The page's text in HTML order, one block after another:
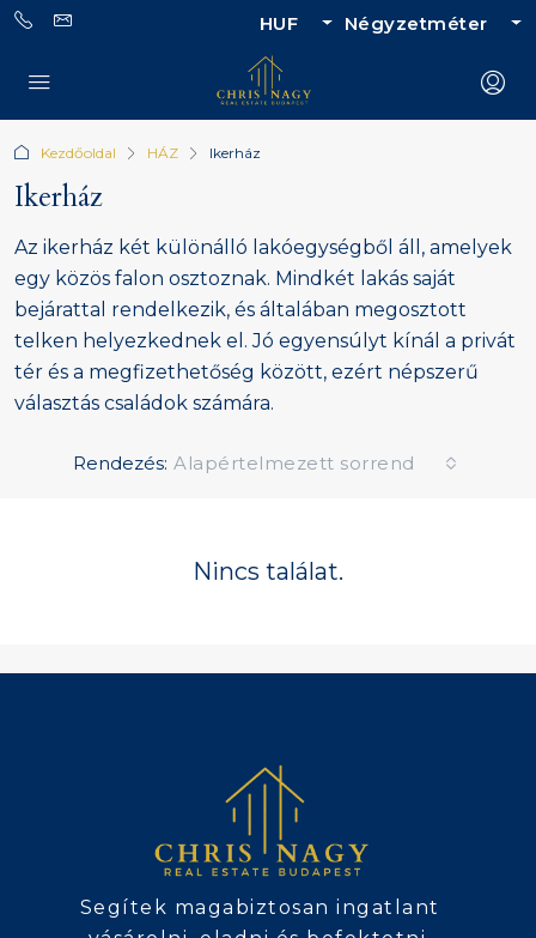
HUF Négyzetméter
Kezdőoldal HÁZ Ikerház
Ikerház
Az ikerház két különálló lakóegységből áll, amelyek
egy közös falon osztoznak. Mindkét lakás saját
bejárattal rendelkezik, és általában megosztott
telken helyezkednek el. Jó egyensúlyt kínál a privát
tér és a megfizethetőség között, ezért népszerű
választás családok számára.
Rendezés: Alapértelmezett sorrend
Nincs találat.
Segítek magabiztosan ingatlant